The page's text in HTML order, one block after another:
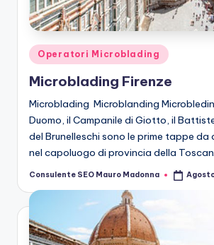
g
M
ic
o
b
n
di
n
Posted
in
Operatori Microblading
Microblading Firenze
Microblading Microblanding
Duomo, il Campanile di Giotto, il
del Brunelleschi sono le prime tappe da
nel capoluogo di provincia della
Posted
Consulente SEO Mauro Madonna